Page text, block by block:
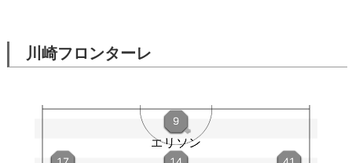
川崎フロンターレ